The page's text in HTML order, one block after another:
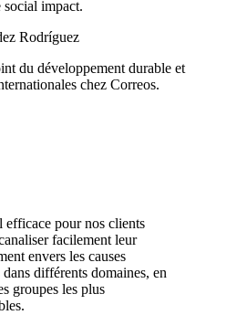
social impact.
Rodríguez
du développement durable et
chez Correos.
efficace pour nos clients
facilement leur
envers les causes
dans différents domaines, en
groupes les plus